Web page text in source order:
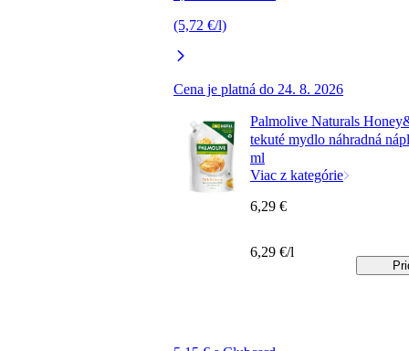
(5,72 €/l)
Cena je platná do 24. 8. 2026
Palmolive Naturals
tekuté mydlo náhradná
ml
Viac z kategórie
6,29 €
6,29 €/l